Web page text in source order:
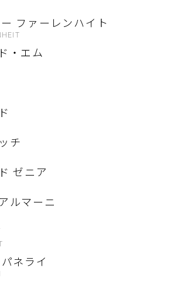
ファーレンハイト
・エム
チ
ゼニア
ルマーニ
ネライ